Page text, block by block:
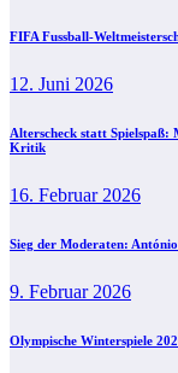
FIFA Fussball-
12. Juni 2026
Alterscheck statt Spielspaß:
Kritik
16. Februar 2026
Sieg der Moderaten:
9. Februar 2026
Olympische Winterspiele